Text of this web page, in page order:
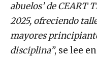
abuelos’ de CEART
2025, ofreciendo
mayores
disciplina”, se lee